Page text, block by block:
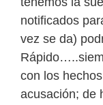
notificados
vez se da)
con los
acusación; de